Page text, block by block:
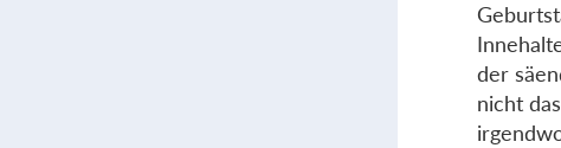
der
nicht